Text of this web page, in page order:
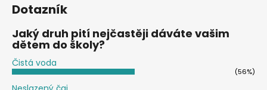
Dotazník
Jaký druh pití nejčastěji dáváte vašim
dětem do školy?
Čistá voda
(56%)